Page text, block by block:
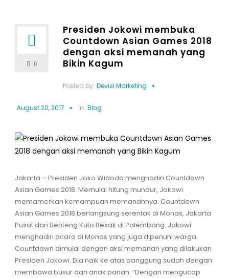
0
Presiden Jokowi membuka
Countdown Asian Games 2018
dengan aksi memanah yang
Bikin Kagum
Posted by: Devisi Marketing
August 20, 2017 in: Blog
Jakarta – Presiden Joko Widodo menghadiri Countdown
Asian Games 2018. Memulai hitung mundur, Jokowi
memamerkan kemampuan memanahnya. Countdown
Asian Games 2018 berlangsung serentak di Monas, Jakarta
Pusat dan Benteng Kuto Besak di Palembang. Jokowi
menghadiri acara di Monas yang juga dipenuhi warga.
Countdown dimulai dengan aksi memanah yang dilakukan
Presiden Jokowi. Dia naik ke atas panggung sudah dengan
membawa busur dan anak panah. “Dengan mengucap